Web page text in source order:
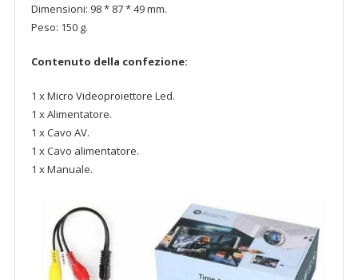
Dimensioni: 98 * 87 * 49 mm.
Peso: 150 g.
Contenuto della confezione:
1 x Micro Videoproiettore Led.
1 x Alimentatore.
1 x Cavo AV.
1 x Cavo alimentatore.
1 x Manuale.